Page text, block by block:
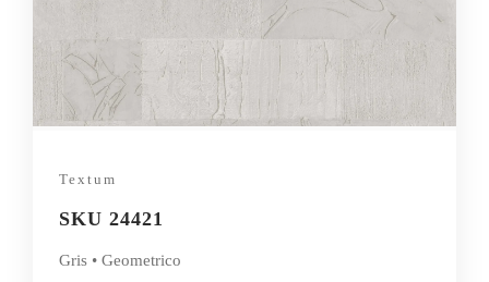
Textum
SKU 24421
Gris • Geometrico